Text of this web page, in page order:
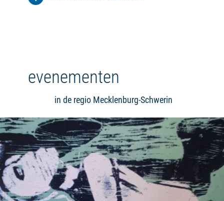
evenementen
in de regio Mecklenburg-Schwerin